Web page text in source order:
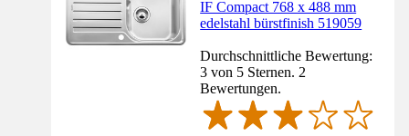
IF Compact 768 x 488 mm
edelstahl bürstfinish 519059
Durchschnittliche Bewertung:
3 von 5 Sternen. 2
Bewertungen.